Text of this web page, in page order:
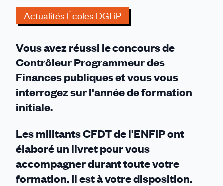
la
CFDT
Actualités Écoles DGFiP
Vous avez réussi le concours de
Contrôleur Programmeur des
Finances publiques et vous vous
interrogez sur l'année de formation
initiale.
Les militants CFDT de l'ENFIP ont
élaboré un livret pour vous
accompagner durant toute votre
formation. Il est à votre disposition.